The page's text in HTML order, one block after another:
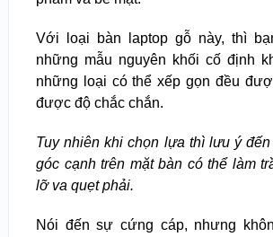
Với loại bàn laptop gỗ này, thì
những mẫu nguyên khối cố định
những loại có thể xếp gọn đều
được độ chắc chắn.
Tuy nhiên khi chọn lựa thì lưu ý
góc cạnh trên mặt bàn có thể làm
lỡ va quẹt phải.
Nói đến sự cứng cáp, nhưng